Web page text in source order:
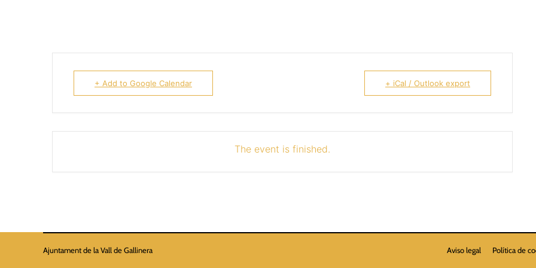
+ Add to Google Calendar + iCal / Outlook export
The event is finished.
Ajuntament de la Vall de Gallinera Aviso legal Política de